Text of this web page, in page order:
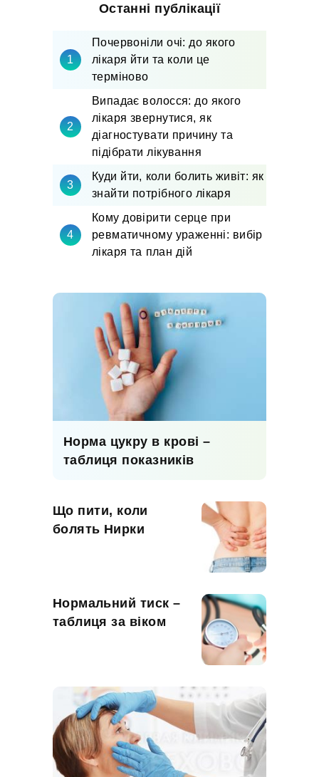
Останні публікації
Почервоніли очі: до якого
лікаря йти та коли це
терміново
Випадає волосся: до якого
лікаря звернутися, як
діагностувати причину та
підібрати лікування
Куди йти, коли болить живіт: як
знайти потрібного лікаря
Кому довірити серце при
ревматичному ураженні: вибір
лікаря та план дій
Норма цукру в крові –
таблиця показників
Що пити, коли
болять Нирки
Нормальний тиск –
таблиця за віком